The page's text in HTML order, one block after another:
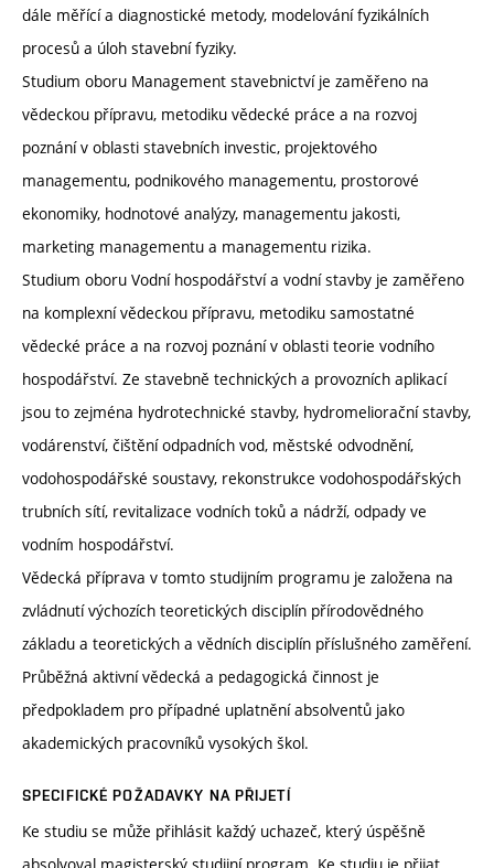
dále měřící a diagnostické metody, modelování fyzikálních
procesů a úloh stavební fyziky.
Studium oboru Management stavebnictví je zaměřeno na
vědeckou přípravu, metodiku vědecké práce a na rozvoj
poznání v oblasti stavebních investic, projektového
managementu, podnikového managementu, prostorové
ekonomiky, hodnotové analýzy, managementu jakosti,
marketing managementu a managementu rizika.
Studium oboru Vodní hospodářství a vodní stavby je zaměřeno
na komplexní vědeckou přípravu, metodiku samostatné
vědecké práce a na rozvoj poznání v oblasti teorie vodního
hospodářství. Ze stavebně technických a provozních aplikací
jsou to zejména hydrotechnické stavby, hydromeliorační stavby,
vodárenství, čištění odpadních vod, městské odvodnění,
vodohospodářské soustavy, rekonstrukce vodohospodářských
trubních sítí, revitalizace vodních toků a nádrží, odpady ve
vodním hospodářství.
Vědecká příprava v tomto studijním programu je založena na
zvládnutí výchozích teoretických disciplín přírodovědného
základu a teoretických a vědních disciplín příslušného zaměření.
Průběžná aktivní vědecká a pedagogická činnost je
předpokladem pro případné uplatnění absolventů jako
akademických pracovníků vysokých škol.
SPECIFICKÉ POŽADAVKY NA PŘIJETÍ
Ke studiu se může přihlásit každý uchazeč, který úspěšně
absolvoval magisterský studijní program. Ke studiu je přijat